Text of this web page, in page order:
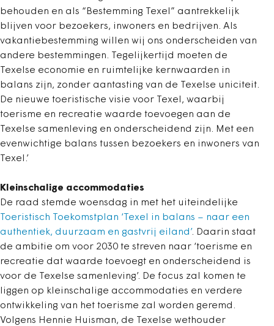
behouden en als “Bestemming Texel” aantrekkelijk
blijven voor bezoekers, inwoners en bedrijven. Als
vakantiebestemming willen wij ons onderscheiden van
andere bestemmingen. Tegelijkertijd moeten de
Texelse economie en ruimtelijke kernwaarden in
balans zijn, zonder aantasting van de Texelse uniciteit.
De nieuwe toeristische visie voor Texel, waarbij
toerisme en recreatie waarde toevoegen aan de
Texelse samenleving en onderscheidend zijn. Met een
evenwichtige balans tussen bezoekers en inwoners van
Texel.’
Kleinschalige accommodaties
De raad stemde woensdag in met het uiteindelijke
Toeristisch Toekomstplan ‘Texel in balans – naar een
authentiek, duurzaam en gastvrij eiland’. Daarin staat
de ambitie om voor 2030 te streven naar ‘toerisme en
recreatie dat waarde toevoegt en onderscheidend is
voor de Texelse samenleving’. De focus zal komen te
liggen op kleinschalige accommodaties en verdere
ontwikkeling van het toerisme zal worden geremd.
Volgens Hennie Huisman, de Texelse wethouder